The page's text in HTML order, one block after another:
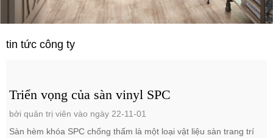
tin tức công ty
Triển vọng của sàn vinyl SPC
bởi quản trị viên vào ngày 22-11-01
Sàn hèm khóa SPC chống thấm là một loại vật liệu sàn trang trí